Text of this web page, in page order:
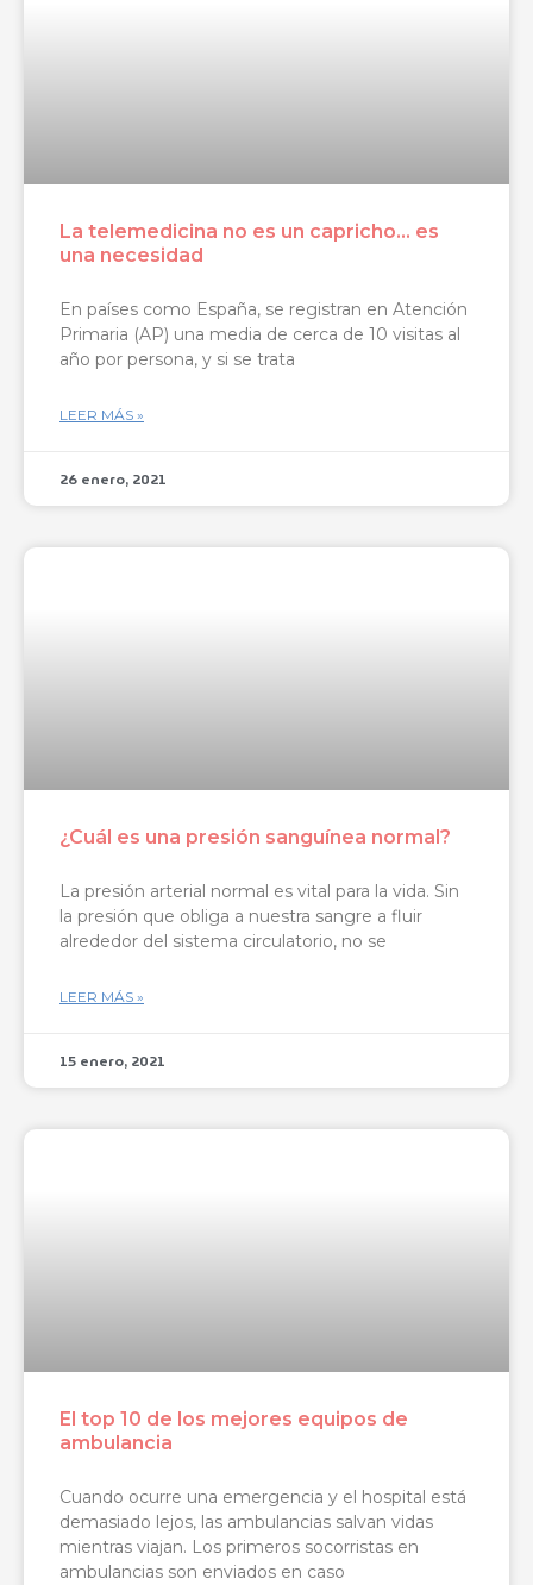
La telemedicina no es un capricho… es
una necesidad
En países como España, se registran en Atención
Primaria (AP) una media de cerca de 10 visitas al
año por persona, y si se trata
LEER MÁS »
26 enero, 2021
¿Cuál es una presión sanguínea normal?
La presión arterial normal es vital para la vida. Sin
la presión que obliga a nuestra sangre a fluir
alrededor del sistema circulatorio, no se
LEER MÁS »
15 enero, 2021
El top 10 de los mejores equipos de
ambulancia
Cuando ocurre una emergencia y el hospital está
demasiado lejos, las ambulancias salvan vidas
mientras viajan. Los primeros socorristas en
ambulancias son enviados en caso